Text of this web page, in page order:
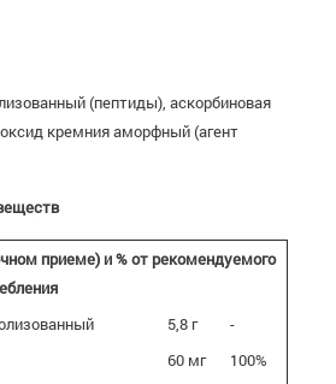
(пептиды), аскорбиновая
кремния аморфный (агент
приеме) и % от рекомендуемого
5,8 г
-
60 мг
100%